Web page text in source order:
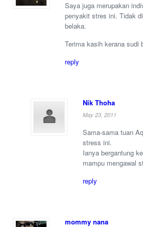
Saya juga merupakan
penyakit stres ini. Tidak
belaka.
Terima kasih kerana sudi
reply
Nik Thoha
May 23, 2011
Sama-sama tuan
stress ini.
Ianya bergantung
mampu mengawal
reply
mommy nana